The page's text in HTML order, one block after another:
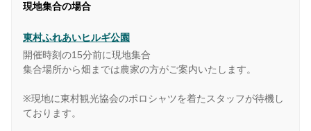
現地集合の場合
東村ふれあいヒルギ公園
開催時刻の15分前に現地集合
集合場所から畑までは農家の方がご案内いたします。
※現地に東村観光協会のポロシャツを着たスタッフが待機し
ております。